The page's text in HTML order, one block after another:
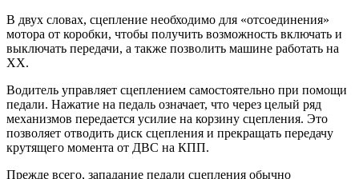
В двух словах, сцепление необходимо для «отсоединения»
мотора от коробки, чтобы получить возможность включать и
выключать передачи, а также позволить машине работать на
ХХ.
Водитель управляет сцеплением самостоятельно при помощи
педали. Нажатие на педаль означает, что через целый ряд
механизмов передается усилие на корзину сцепления. Это
позволяет отводить диск сцепления и прекращать передачу
крутящего момента от ДВС на КПП.
Прежде всего, западание педали сцепления обычно